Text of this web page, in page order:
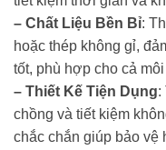
– Chất Liệu Bền Bỉ:
hoặc thép không gỉ,
tốt, phù hợp cho cả
– Thiết Kế Tiện Dụng:
chồng và tiết kiệm
chắc chắn giúp bảo vệ